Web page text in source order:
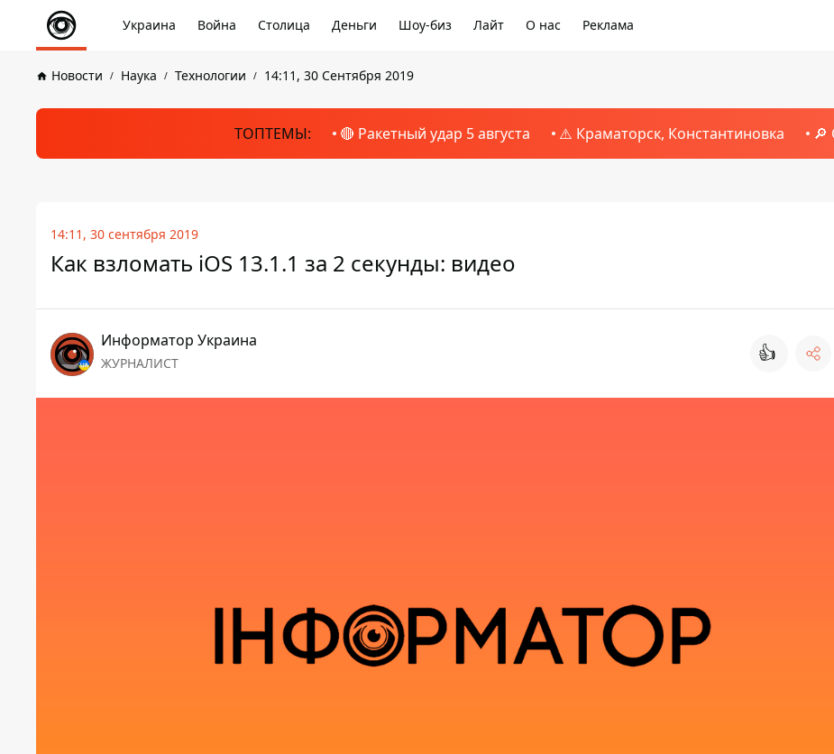
Украина Война Столица Деньги Шоу-биз Лайт О нас Реклама
Новости Наука Технологии 14:11, 30 Сентября 2019
ТОПТЕМЫ: 🔴 Ракетный удар 5 августа ⚠️ Краматорск, Константиновка
14:11, 30 сентября 2019
Как взломать ​​iOS 13.1.1 за 2 секунды: видео
Информатор Украина
ЖУРНАЛИСТ 👍